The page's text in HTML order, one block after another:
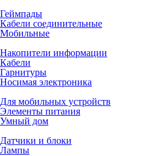
Геймпады
Кабели соединительные
Мобильные
Накопители информации
Кабели
Гарнитуры
Носимая электроника
Для мобильных устройств
Элементы питания
Умный дом
Датчики и блоки
Лампы